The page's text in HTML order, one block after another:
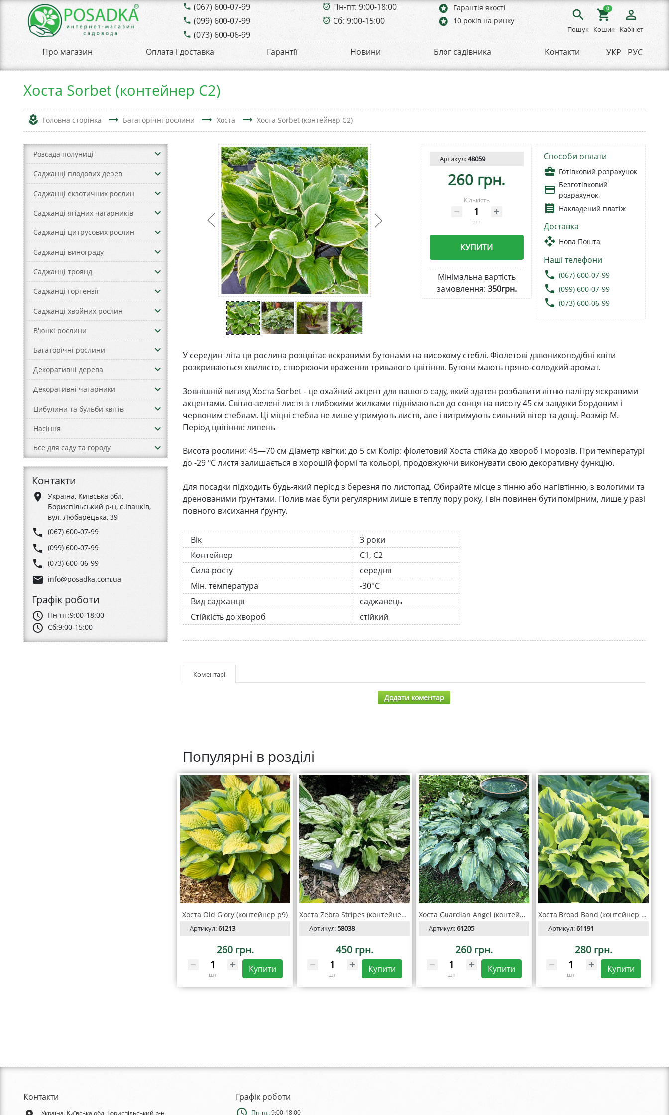
phone (067) 600-07-99
phone (099) 600-07-99
phone (073) 600-06-99
alarm_on Пн-пт: 9:00-18:00
alarm_on Сб: 9:00-15:00
stars Гарантія якості
stars 10 років на ринку search
Пошук
shopping_cart
0
Кошик
person_outline
Кабінет
Про магазин Оплата і доставка Гарантії Новини Блог садівника Контакти УКР РУС
Хоста Sorbet (контейнер C2)
local_florist Головна сторінка trending_flat Багаторічні рослини trending_flat Хоста trending_flat Хоста Sorbet (контейнер C2)
Розсада полуниці keyboard_arrow_down
Саджанці плодових дерев keyboard_arrow_down
Саджанці екзотичних рослин keyboard_arrow_down
Саджанці ягідних чагарників keyboard_arrow_down
Саджанці цитрусових рослин keyboard_arrow_down
Саджанці винограду keyboard_arrow_down
Саджанці троянд keyboard_arrow_down
Саджанці гортензії keyboard_arrow_down
Саджанці хвойних рослин keyboard_arrow_down
В'юнкі рослини keyboard_arrow_down
Багаторічні рослини keyboard_arrow_down
Декоративні дерева keyboard_arrow_down
Декоративні чагарники keyboard_arrow_down
Цибулини та бульби квітів keyboard_arrow_down
Насіння keyboard_arrow_down
Все для саду та городу keyboard_arrow_down
Контакти
place
Україна, Київська обл,
Бориспільський р-н, с.Іванків,
вул. Любарецька, 39
phone (067) 600-07-99
phone (099) 600-07-99
phone (073) 600-06-99
email info@posadka.com.ua
Графік роботи
schedule Пн-пт:9:00-18:00
schedule Сб:9:00-15:00
Артикул:48059
260 грн.
Кількість
шт
КУПИТИ
Мінімальна вартість
замовлення: 350грн.
Способи оплати
business_center Готівковий розрахунок
payment Безготівковий
розрахунок
receipt Накладений платіж
Доставка
open_with Нова Пошта
Наші телефони
local_phone (067) 600-07-99
local_phone (099) 600-07-99
local_phone (073) 600-06-99
У середині літа ця рослина розцвітає яскравими бутонами на високому стеблі. Фіолетові дзвоникоподібні квіти
розкриваються хвилясто, створюючи враження тривалого цвітіння. Бутони мають пряно-солодкий аромат.
Зовнішній вигляд Хоста Sorbet - це охайний акцент для вашого саду, який здатен розбавити літню палітру яскравими
акцентами. Світло-зелені листя з глибокими жилками піднімаються до сонця на висоту 45 см завдяки бордовим і
червоним стеблам. Ці міцні стебла не лише утримують листя, але і витримують сильний вітер та дощі. Розмір М.
Період цвітіння: липень
Висота рослини: 45—70 см Діаметр квітки: до 5 см Колір: фіолетовий Хоста стійка до хвороб і морозів. При температурі
до -29 ºC листя залишається в хорошій формі та кольорі, продовжуючи виконувати свою декоративну функцію.
Для посадки підходить будь-який період з березня по листопад. Обирайте місце з тінню або напівтінню, з вологими та
дренованими ґрунтами. Полив має бути регулярним лише в теплу пору року, і він повинен бути помірним, лише у разі
повного висихання ґрунту.
Вік
3 роки
Контейнер
С1, С2
Сила росту
середня
Мін. температура
-30°C
Вид саджанця
саджанець
Стійкість до хвороб
стійкий
Коментарі
Додати коментар
Популярні в розділі
Хоста Old Glory (контейнер р9)
Артикул:61213
260 грн.
шт
Купити
Хоста Zebra Stripes (контейнер С2)
Артикул:58038
450 грн.
шт
Купити
Хоста Guardian Angel (контейнер р9)
Артикул:61205
260 грн.
шт
Купити
Хоста Broad Band (контейнер р9)
Артикул:61191
280 грн.
шт
Купити
Контакти
Україна, Київська обл, Бориспільський р-н,
Графік роботи
Пн-пт: 9:00-18:00